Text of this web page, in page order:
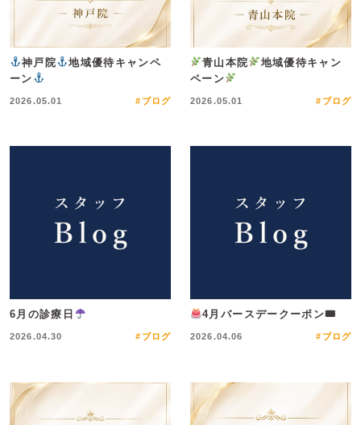
神戸院
地域優待キャンペ
ーン
2026.05.01 #ブログ
青山本院
地域優待キャン
ペーン
2026.05.01 #ブログ
6月の診療日
2026.04.30 #ブログ
4月バースデークーポン🎟
2026.04.06 #ブログ